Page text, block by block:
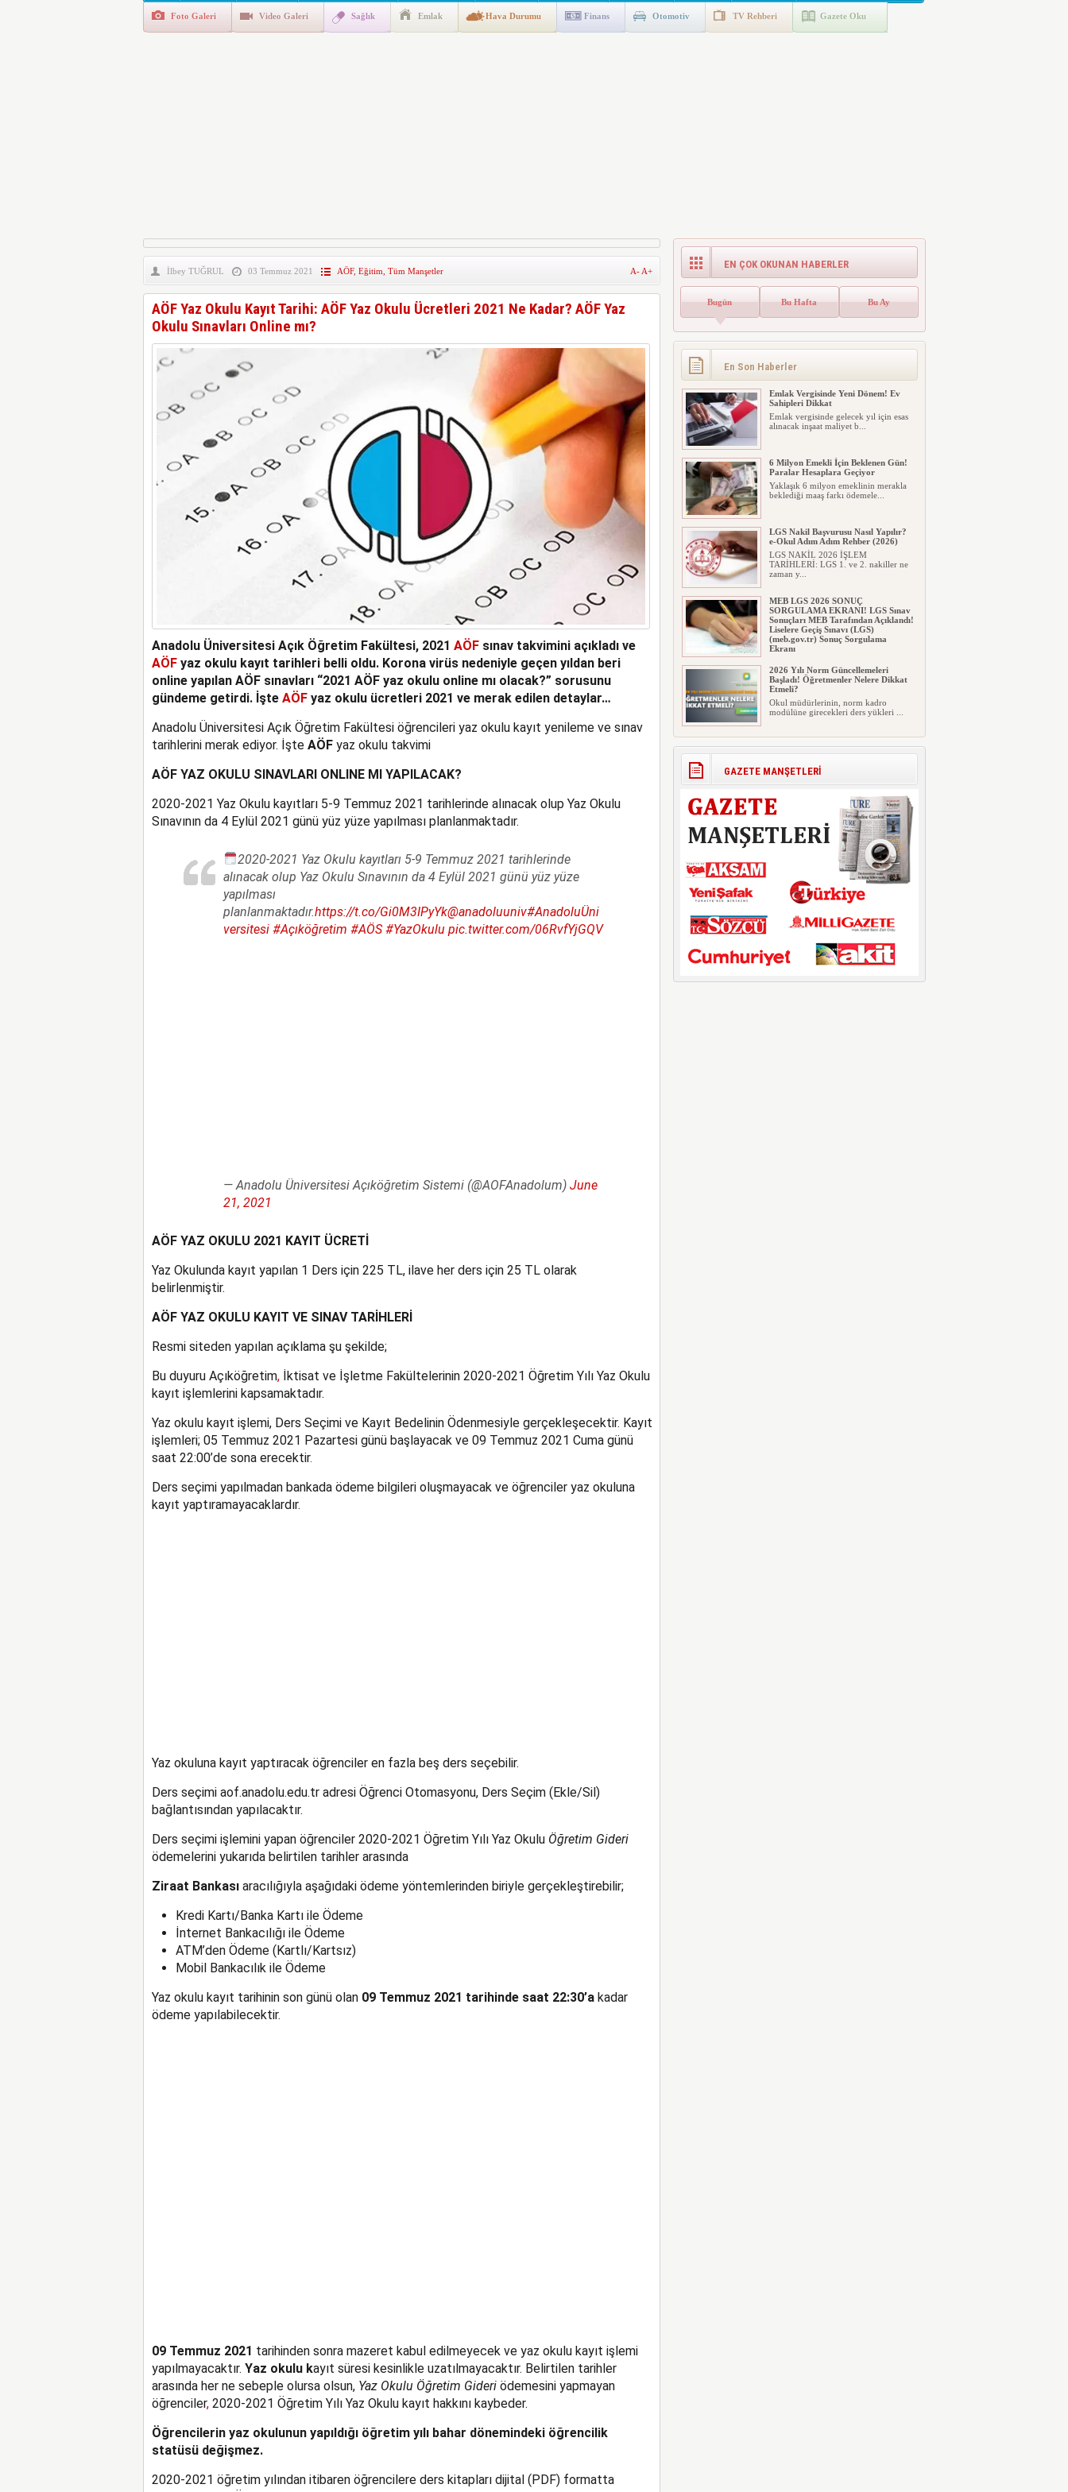
Polis Akademisi İç Güvenlik Fakültesine 350 Öğrenci Alınacak
Foto Galeri Video Galeri Sağlık Emlak Hava Durumu Finans Otomotiv TV Rehberi Gazete Oku
İlbey TUĞRUL 03 Temmuz 2021 AÖF, Eğitim Tüm Manşetler A- A+
AÖF Yaz Okulu Kayıt Tarihi: AÖF Yaz Okulu Ücretleri 2021 Ne Kadar? AÖF Yaz
Okulu Sınavları Online mı?
Anadolu Üniversitesi Açık Öğretim Fakültesi, 2021 AÖFsınav takvimini açıkladı ve
AÖFyaz okulu kayıt tarihleri belli oldu. Korona virüs nedeniyle geçen yıldan beri
online yapılan AÖF sınavları “2021 AÖF yaz okulu online mı olacak?” sorusunu
gündeme getirdi. İşte AÖFyaz okulu ücretleri 2021 ve merak edilen detaylar…
Anadolu Üniversitesi Açık Öğretim Fakültesi öğrencileri yaz okulu kayıt yenileme ve sınav
tarihlerini merak ediyor. İşte AÖFyaz okulu takvimi
AÖF YAZ OKULU SINAVLARI ONLINE MI YAPILACAK?
2020-2021 Yaz Okulu kayıtları 5-9 Temmuz 2021 tarihlerinde alınacak olup Yaz Okulu
Sınavının da 4 Eylül 2021 günü yüz yüze yapılması planlanmaktadır.
2020-2021 Yaz Okulu kayıtları 5-9 Temmuz 2021 tarihlerinde
alınacak olup Yaz Okulu Sınavının da 4 Eylül 2021 günü yüz yüze
yapılması
planlanmaktadır.https://t.co/Gi0M3IPyYk@anadoluuniv#AnadoluÜni
versitesi #Açıköğretim #AÖS #YazOkulu pic.twitter.com/06RvfYjGQV
— Anadolu Üniversitesi Açıköğretim Sistemi (@AOFAnadolum) June
21, 2021
AÖF YAZ OKULU 2021 KAYIT ÜCRETİ
Yaz Okulunda kayıt yapılan 1 Ders için 225 TL, ilave her ders için 25 TL olarak
belirlenmiştir.
AÖF YAZ OKULU KAYIT VE SINAV TARİHLERİ
Resmi siteden yapılan açıklama şu şekilde;
Bu duyuru Açıköğretim,İktisat ve İşletme Fakültelerinin 2020-2021 Öğretim Yılı Yaz Okulu
kayıt işlemlerini kapsamaktadır.
Yaz okulu kayıt işlemi, Ders Seçimi ve Kayıt Bedelinin Ödenmesiyle gerçekleşecektir. Kayıt
işlemleri; 05 Temmuz 2021 Pazartesi günü başlayacak ve 09 Temmuz 2021 Cuma günü
saat 22:00’de sona erecektir.
Ders seçimi yapılmadan bankada ödeme bilgileri oluşmayacak ve öğrenciler yaz okuluna
kayıt yaptıramayacaklardır.
Yaz okuluna kayıt yaptıracak öğrenciler en fazla beş ders seçebilir.
Ders seçimi aof.anadolu.edu.tr adresi Öğrenci Otomasyonu, Ders Seçim (Ekle/Sil)
bağlantısından yapılacaktır.
Ders seçimi işlemini yapan öğrenciler 2020-2021 Öğretim Yılı Yaz OkuluÖğretim Gideri
ödemelerini yukarıda belirtilen tarihler arasında
Ziraat Bankasıaracılığıyla aşağıdaki ödeme yöntemlerinden biriyle gerçekleştirebilir;
Kredi Kartı/Banka Kartı ile Ödeme
İnternet Bankacılığı ile Ödeme
ATM’den Ödeme (Kartlı/Kartsız)
Mobil Bankacılık ile Ödeme
Yaz okulu kayıt tarihinin son günü olan 09 Temmuz 2021 tarihinde saat 22:30’akadar
ödeme yapılabilecektir.
09 Temmuz 2021 tarihinden sonra mazeret kabul edilmeyecek ve yaz okulu kayıt işlemi
yapılmayacaktır. Yaz okulu kayıt süresi kesinlikle uzatılmayacaktır. Belirtilen tarihler
arasında her ne sebeple olursa olsun, Yaz Okulu Öğretim Gideri ödemesini yapmayan
öğrenciler,2020-2021 Öğretim Yılı Yaz Okulu kayıt hakkını kaybeder.
Öğrencilerin yaz okulunun yapıldığı öğretim yılı bahar dönemindeki öğrencilik
statüsü değişmez.
2020-2021 öğretim yılından itibaren öğrencilere ders kitapları dijital (PDF) formatta
EN ÇOK OKUNAN HABERLER
Bugün Bu Hafta Bu Ay
En Son Haberler
Emlak Vergisinde Yeni Dönem! Ev
Sahipleri Dikkat
Emlak vergisinde gelecek yıl için esas
alınacak inşaat maliyet b...
6 Milyon Emekli İçin Beklenen Gün!
Paralar Hesaplara Geçiyor
Yaklaşık 6 milyon emeklinin merakla
beklediği maaş farkı ödemele...
LGS Nakil Başvurusu Nasıl Yapılır?
e-Okul Adım Adım Rehber (2026)
LGS NAKİL 2026 İŞLEM
TARİHLERİ: LGS 1. ve 2. nakiller ne
zaman y...
MEB LGS 2026 SONUÇ
SORGULAMA EKRANI! LGS Sınav
Sonuçları MEB Tarafından Açıklandı!
Liselere Geçiş Sınavı (LGS)
(meb.gov.tr) Sonuç Sorgulama
Ekranı
Milyonlarca öğrenci için ...
2026 Yılı Norm Güncellemeleri
Başladı! Öğretmenler Nelere Dikkat
Etmeli?
Okul müdürlerinin, norm kadro
modülüne girecekleri ders yükleri ...
Polis Akademisi İç Güvenlik
Fakültesine 350 Öğrenci Alınacak
Güvenlik Fakültesi'ne 2026 yıl...
E-Devlet Unutulan Para Sorgulaması
Başladı: Unuttuğunuz Paralar
Ortaya Çıkabilir, Mirasçıları da
İlgilendiriyor
Dijital ödeme alışkanlıklarının
yaygınlaşmasıyla birlikte elektr...
İşte Okullarda Öğrencilerin
Kıyafet/Formalarının Belirlenmesine
Dair Usul ve Esaslar
Genel Müdürlüğü 22.07.2026 ...
Motorine Gece Yarısı Büyük İndirim
ABD-İran arasında yeniden diplomasi
yürütüleceği sinyallerinin p...
GAZETE MANŞETLERİ